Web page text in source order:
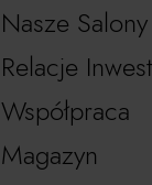
Nasze Salony
Relacje
Współpraca
Magazyn